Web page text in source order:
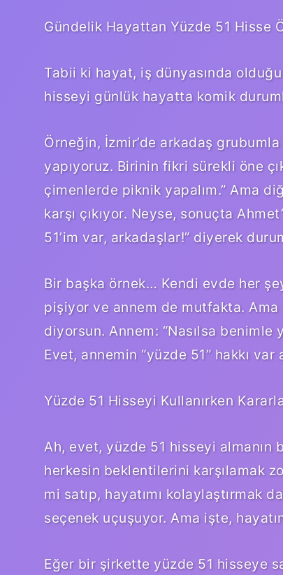
Gündelik Hayattan Yüzde 51 Hisse
Tabii ki hayat, iş dünyasında
hisseyi günlük hayatta komik
Örneğin, İzmir’de arkadaş
yapıyoruz. Birinin fikri sürekli öne
çimenlerde piknik yapalım.” Ama
karşı çıkıyor. Neyse, sonuçta
51’im var, arkadaşlar!” diyerek
Bir başka örnek… Kendi evde her
pişiyor ve annem de mutfakta. Ama
diyorsun. Annem: “Nasılsa benimle
Evet, annemin “yüzde 51” hakkı var
Yüzde 51 Hisseyi Kullanırken
Ah, evet, yüzde 51 hisseyi
herkesin beklentilerini karşılamak
mi satıp, hayatımı kolaylaştırmak
seçenek uçuşuyor. Ama işte,
Eğer bir şirkette yüzde 51 hisseye